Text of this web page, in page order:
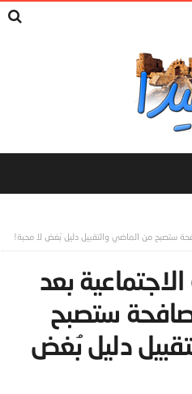
ستصبح من الماضي والتقبيل دليل بُغض لا محبة!
بعد
ستصبح
دليل بُغض